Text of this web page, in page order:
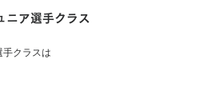
ニア選手クラス
手クラスは